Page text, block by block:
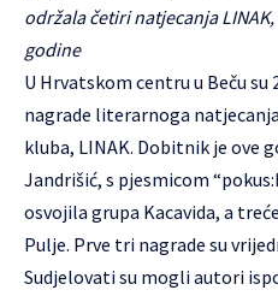
održala četiri natjecanja LINAK,
godine
U Hrvatskom centru u Beču su
nagrade literarnoga
kluba, LINAK. Dobitnik je ove
Jandrišić, s pjesmicom
osvojila grupa Kacavida, a
Pulje. Prve tri nagrade su
Sudjelovati su mogli autori